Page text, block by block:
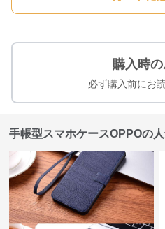
購入時
必ず購入前にお
手帳型スマホケースOPPOの